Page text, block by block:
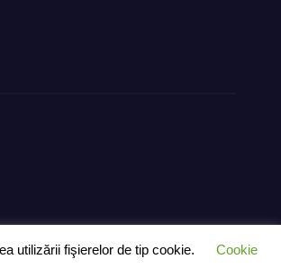
utilizării fişierelor de tip cookie.
Cookie